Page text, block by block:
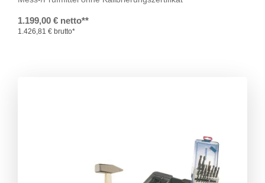
1.199,00 € netto**
1.426,81 € brutto*